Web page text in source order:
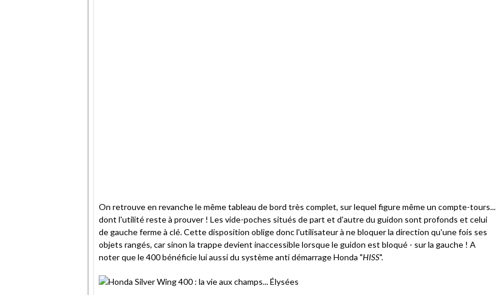
On retrouve en revanche le même tableau de bord très complet, sur lequel figure même un compte-tours...
dont l'utilité reste à prouver ! Les vide-poches situés de part et d'autre du guidon sont profonds et celui
de gauche ferme à clé. Cette disposition oblige donc l'utilisateur à ne bloquer la direction qu'une fois ses
objets rangés, car sinon la trappe devient inaccessible lorsque le guidon est bloqué - sur la gauche ! A
noter que le 400 bénéficie lui aussi du système anti démarrage Honda "HISS".